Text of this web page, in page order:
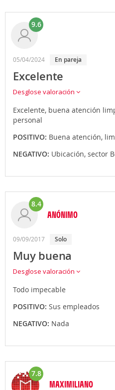
9.6
05/04/2024 en pareja
Excelente
Desglose valoración
Excelente, buena atención
personal
POSITIVO: Buena atención,
NEGATIVO: Ubicación, sector
8.4
ANÓNIMO
09/09/2017 solo
Muy buena
Desglose valoración
Todo impecable
POSITIVO: Sus empleados
NEGATIVO: Nada
7.8
MAXIMILIANO